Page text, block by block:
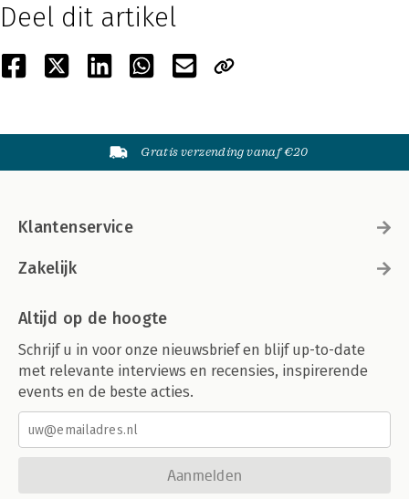
Deel dit artikel
Gratis verzending vanaf €20
Klantenservice
Zakelijk
Altijd op de hoogte
Schrijf u in voor onze nieuwsbrief en blijf up-to-date
met relevante interviews en recensies, inspirerende
events en de beste acties.
Aanmelden